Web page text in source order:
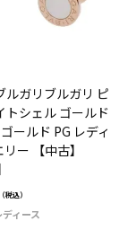
ルガリブルガリ ピ
トシェル ゴールド
ールド PG レディ
ー 【中古】
税込）
ディース